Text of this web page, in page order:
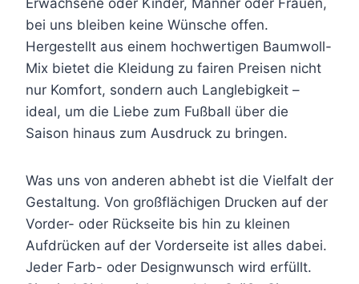
bei uns bleiben keine Wünsche offen.
Hergestellt aus einem hochwertigen Baumwoll-
Mix bietet die Kleidung zu fairen Preisen nicht
nur Komfort, sondern auch Langlebigkeit –
ideal, um die Liebe zum Fußball über die
Saison hinaus zum Ausdruck zu bringen.
Was uns von anderen abhebt ist die Vielfalt der
Gestaltung. Von großflächigen Drucken auf der
Vorder- oder Rückseite bis hin zu kleinen
Aufdrücken auf der Vorderseite ist alles dabei.
Jeder Farb- oder Designwunsch wird erfüllt.